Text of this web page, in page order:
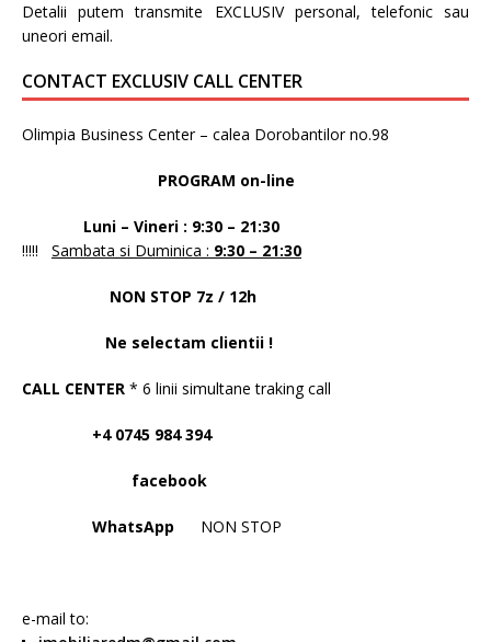
Detalii putem transmite EXCLUSIV personal, telefonic sau
uneori email.
CONTACT EXCLUSIV CALL CENTER
Olimpia Business Center – calea Dorobantilor no.98
PROGRAM on-line
Luni – Vineri : 9:30 – 21:30
!!!!! Sambata si Duminica : 9:30 – 21:30
NON STOP 7z / 12h
Ne selectam clientii !
CALL CENTER * 6 linii simultane traking call
+4 0745 984 394
facebook
WhatsApp NON STOP
e-mail to: